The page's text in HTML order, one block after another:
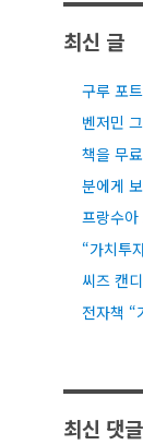
최신 글
구루 포
벤저민
책을 무
분에게
프랑수
“가치투
씨즈 캔
전자책 “
최신 댓글